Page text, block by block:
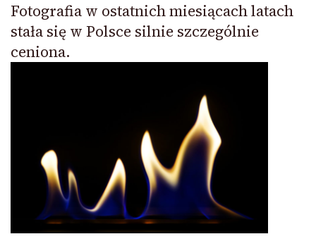
Fotografia w ostatnich miesiącach latach
stała się w Polsce silnie szczególnie
ceniona.